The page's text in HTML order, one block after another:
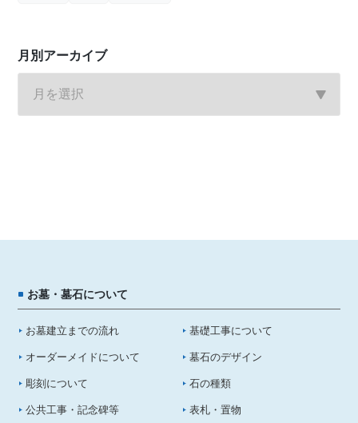
月別アーカイブ
お墓・墓石について
お墓建立までの流れ 基礎工事について
オーダーメイドについて 墓石のデザイン
彫刻について 石の種類
公共工事・記念碑等 表札・置物